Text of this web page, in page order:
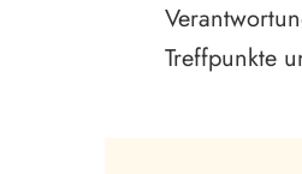
Treffpunkte